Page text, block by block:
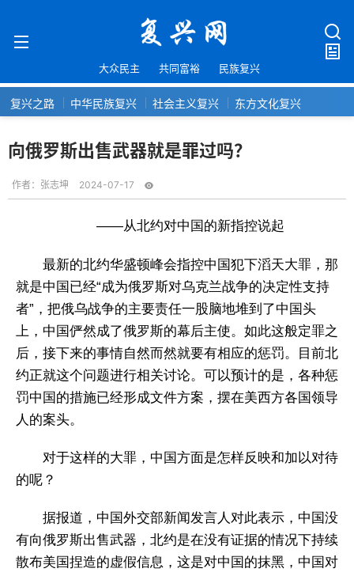
大众民主 共同富裕 民族复兴
复兴之路 中华民族复兴 社会主义复兴 东方文化复兴
向俄罗斯出售武器就是罪过吗？
作者： 张志坤 2024-07-17
——从北约对中国的新指控说起
最新的北约华盛顿峰会指控中国犯下滔天大罪，那
就是中国已经“成为俄罗斯对乌克兰战争的决定性支持
者”，把俄乌战争的主要责任一股脑地堆到了中国头
上，中国俨然成了俄罗斯的幕后主使。如此这般定罪之
后，接下来的事情自然而然就要有相应的惩罚。目前北
约正就这个问题进行相关讨论。可以预计的是，各种惩
罚中国的措施已经形成文件方案，摆在美西方各国领导
人的案头。
对于这样的大罪，中国方面是怎样反映和加以对待
的呢？
据报道，中国外交部新闻发言人对此表示，中国没
有向俄罗斯出售武器，北约是在没有证据的情况下持续
散布美国捏造的虚假信息，这是对中国的抹黑，中国对